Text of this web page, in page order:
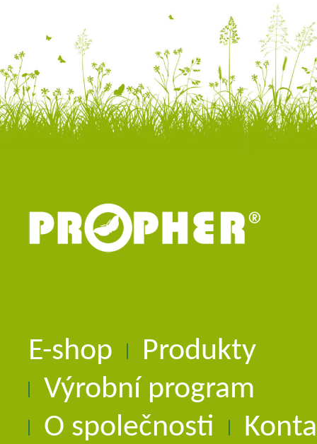
E-shop
Produkty
Výrobní program
O společnosti